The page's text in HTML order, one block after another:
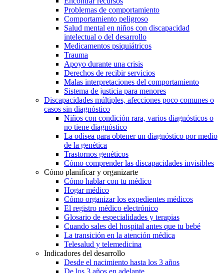
Problemas de comportamiento
Comportamiento peligroso
Salud mental en niños con discapacidad
intelectual o del desarrollo
Medicamentos psiquiátricos
Trauma
Apoyo durante una crisis
Derechos de recibir servicios
Malas interpretaciones del comportamiento
Sistema de justicia para menores
Discapacidades múltiples, afecciones poco comunes o
casos sin diagnóstico
Niños con condición rara, varios diagnósticos o
no tiene diagnóstico
La odisea para obtener un diagnóstico por medio
de la genética
Trastornos genéticos
Cómo comprender las discapacidades invisibles
Cómo planificar y organizarte
Cómo hablar con tu médico
Hogar médico
Cómo organizar los expedientes médicos
El registro médico electrónico
Glosario de especialidades y terapias
Cuando sales del hospital antes que tu bebé
La transición en la atención médica
Telesalud y telemedicina
Indicadores del desarrollo
Desde el nacimiento hasta los 3 años
De los 3 años en adelante